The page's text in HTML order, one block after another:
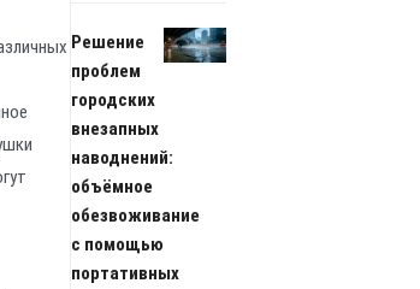
Решение
проблем
городских
внезапных
наводнений:
объёмное
обезвоживание
с помощью
портативных